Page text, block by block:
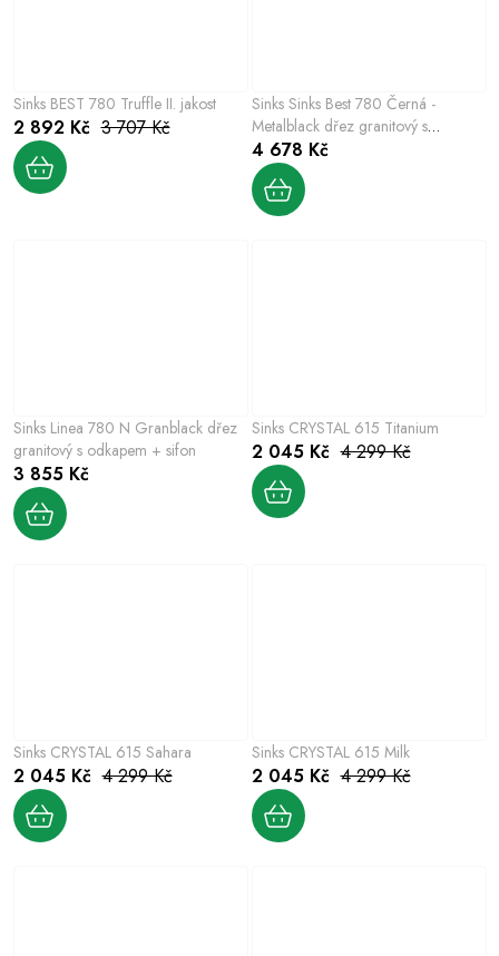
Sinks BEST 780 Truffle II. jakost
2 892 Kč 3 707 Kč
Sinks Sinks Best 780 Černá -
Metalblack dřez granitový s
odkapem + sifon
4 678 Kč
Sinks Linea 780 N Granblack dřez
granitový s odkapem + sifon
3 855 Kč
Sinks CRYSTAL 615 Titanium
2 045 Kč 4 299 Kč
Sinks CRYSTAL 615 Sahara
2 045 Kč 4 299 Kč
Sinks CRYSTAL 615 Milk
2 045 Kč 4 299 Kč